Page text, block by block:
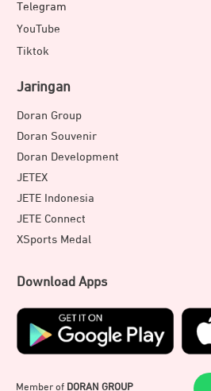
Telegram
YouTube
Tiktok
Jaringan
Doran Group
Doran Souvenir
Doran Development
JETEX
JETE Indonesia
JETE Connect
XSports Medal
Download Apps
Member of DORAN GROUP